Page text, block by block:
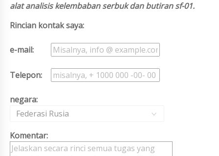
alat analisis kelembaban serbuk dan butiran sf-01.
Rincian kontak saya:
e-mail:
Telepon:
negara:
Federasi Rusia
Komentar: